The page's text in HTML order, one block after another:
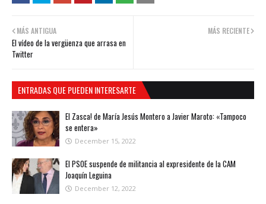
MÁS RECIENTE
MÁS ANTIGUA
El vídeo de la vergüenza que arrasa en
Twitter
ENTRADAS QUE PUEDEN INTERESARTE
El Zasca! de María Jesús Montero a Javier Maroto: «Tampoco
se entera»
December 15, 2022
El PSOE suspende de militancia al expresidente de la CAM
Joaquín Leguina
December 12, 2022